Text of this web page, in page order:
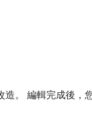
編輯完成後，